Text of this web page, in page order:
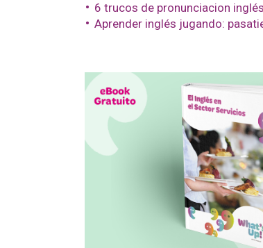
6 trucos de pronunciacion
Aprender inglés jugando: